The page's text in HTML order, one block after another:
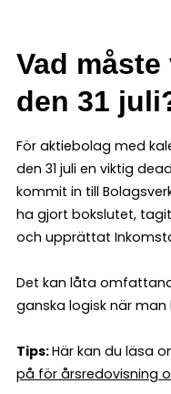
Vad
den 31
För aktiebolag med
den 31 juli en viktig
kommit in till
ha gjort bokslutet,
och upprättat
Det kan låta
ganska logisk när man
Tips:Här kan du läsa
på för årsredovisning